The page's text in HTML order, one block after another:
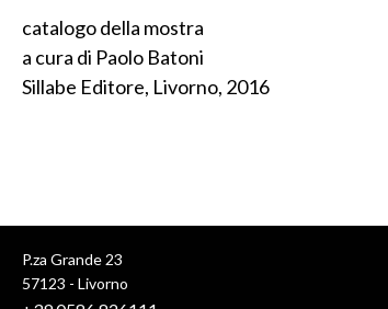
catalogo della mostra
a cura di Paolo Batoni
Sillabe Editore, Livorno, 2016
P.za Grande 23
57123 - Livorno